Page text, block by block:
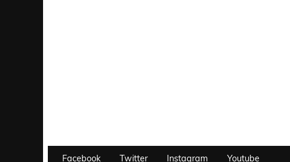
Facebook Twitter Instagram Youtube